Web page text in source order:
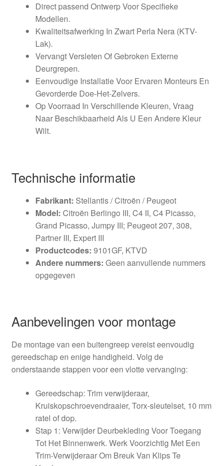
Direct passend Ontwerp Voor Specifieke
Modellen.
Kwaliteitsafwerking In Zwart Perla Nera (KTV-
Lak).
Vervangt Versleten Of Gebroken Externe
Deurgrepen.
Eenvoudige Installatie Voor Ervaren Monteurs En
Gevorderde Doe-Het-Zelvers.
Op Voorraad In Verschillende Kleuren, Vraag
Naar Beschikbaarheid Als U Een Andere Kleur
Wilt.
Technische informatie
Fabrikant: Stellantis / Citroën / Peugeot
Model: Citroën Berlingo III, C4 II, C4 Picasso,
Grand Picasso, Jumpy III; Peugeot 207, 308,
Partner III, Expert III
Productcodes: 9101GF, KTVD
Andere nummers: Geen aanvullende nummers
opgegeven
Aanbevelingen voor montage
De montage van een buitengreep vereist eenvoudig
gereedschap en enige handigheid. Volg de
onderstaande stappen voor een vlotte vervanging:
Gereedschap: Trim verwijderaar,
Kruiskopschroevendraaier, Torx-sleutelset, 10 mm
ratel of dop.
Stap 1: Verwijder Deurbekleding Voor Toegang
Tot Het Binnenwerk. Werk Voorzichtig Met Een
Trim-Verwijderaar Om Breuk Van Klips Te